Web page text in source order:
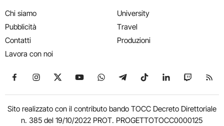
Chi siamo
Pubblicità
Contatti
Lavora con noi
University
Travel
Produzioni
Seguici su Facebook
Seguici su Instagram
Seguici su X
Seguici su YouTube
Seguici su WhatsApp
Seguici su Telegram
Seguici su TikTok
Seguici su
Seguici
Sito realizzato con il contributo bando TOCC Decreto Direttoriale
n. 385 del 19/10/2022 PROT. PROGETTOTOCC0000125